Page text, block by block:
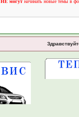
НЕ могутначинать новые темы в